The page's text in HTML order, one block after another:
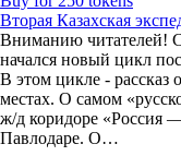
Вторая Казахская
Вниманию читателей!
начался новый цикл
В этом цикле - рассказ
местах. О самом
ж/д коридоре «Россия
Павлодаре. О…